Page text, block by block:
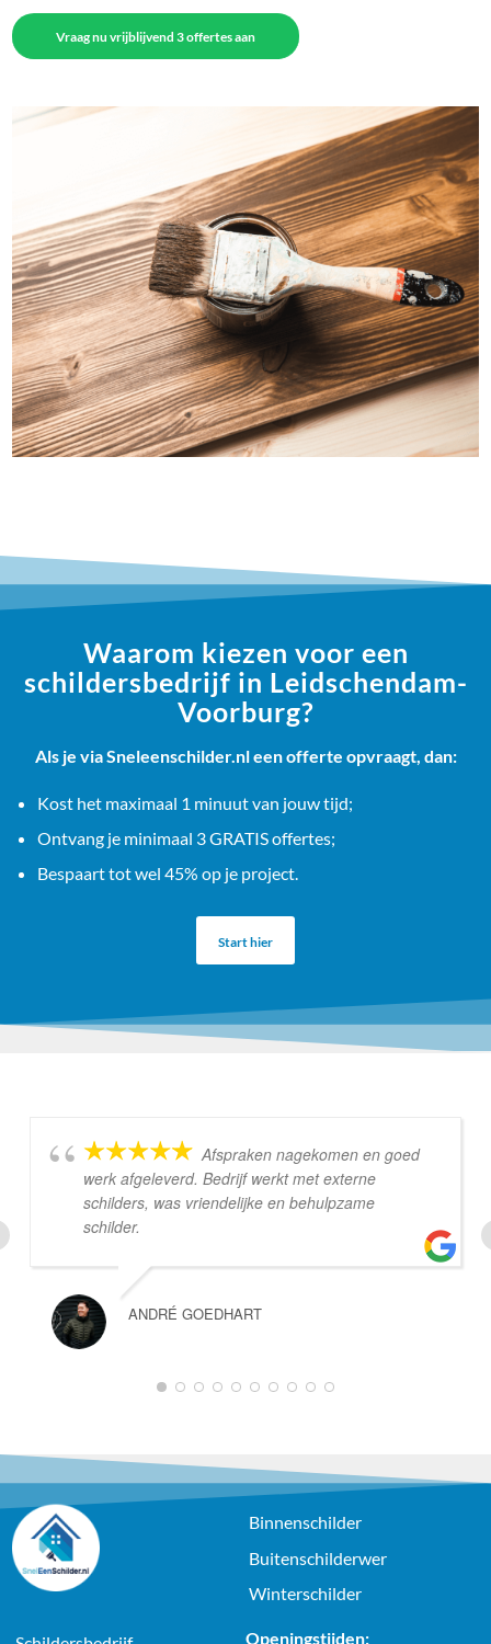
Vraag nu vrijblijvend 3 offertes aan
Waarom kiezen voor een
schildersbedrijf in Leidschendam-
Voorburg?
Als je via Sneleenschilder.nl een offerte opvraagt, dan:
Kost het maximaal 1 minuut van jouw tijd;
Ontvang je minimaal 3 GRATIS offertes;
Bespaart tot wel 45% op je project.
Start hier
Afspraken nagekomen en goed
werk afgeleverd. Bedrijf werkt met externe
schilders, was vriendelijke en behulpzame
schilder.
ANDRÉ GOEDHART
1 2 3 4 5 6 7 8 9 10
Binnenschilder
Buitenschilderwer
Winterschilder
Openingstijden: